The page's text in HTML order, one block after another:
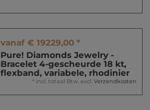
vanaf € 19229,00 *
Pure! Diamonds Jewelry -
Bracelet 4-gescheurde 18 kt,
flexband, variabele, rhodinier
* incl. totaal Btw. excl. Verzendkosten